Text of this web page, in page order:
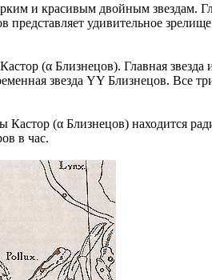
и красивым двойным звездам.
представляет удивительное
(α Близнецов). Главная
звезда YY Близнецов. Все
Кастор (α Близнецов) находится
в час.